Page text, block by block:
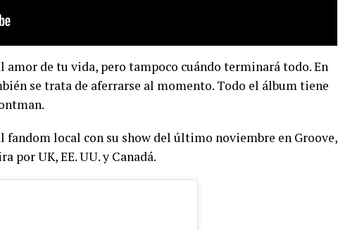
amor de tu vida, pero tampoco cuándo terminará todo. En
se trata de aferrarse al momento. Todo el álbum tiene
local con su show del último noviembre en Groove,
por UK, EE. UU. y Canadá.